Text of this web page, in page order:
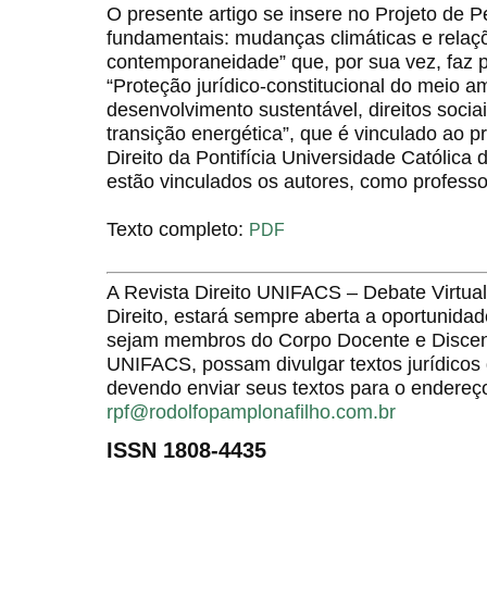
O presente artigo se insere no Projeto de
fundamentais: mudanças climáticas e
contemporaneidade” que, por sua vez, faz
“Proteção jurídico-constitucional do meio
desenvolvimento sustentável, direitos
transição energética”, que é vinculado ao
Direito da Pontifícia Universidade Católica
estão vinculados os autores, como
Texto completo: PDF
A Revista Direito UNIFACS – Debate
Direito, estará sempre aberta a
sejam membros do Corpo Docente e
UNIFACS, possam divulgar textos
devendo enviar seus textos para o
rpf@rodolfopamplonafilho.com.br
ISSN 1808-4435